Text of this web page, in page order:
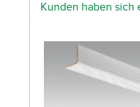
Kunden haben sich